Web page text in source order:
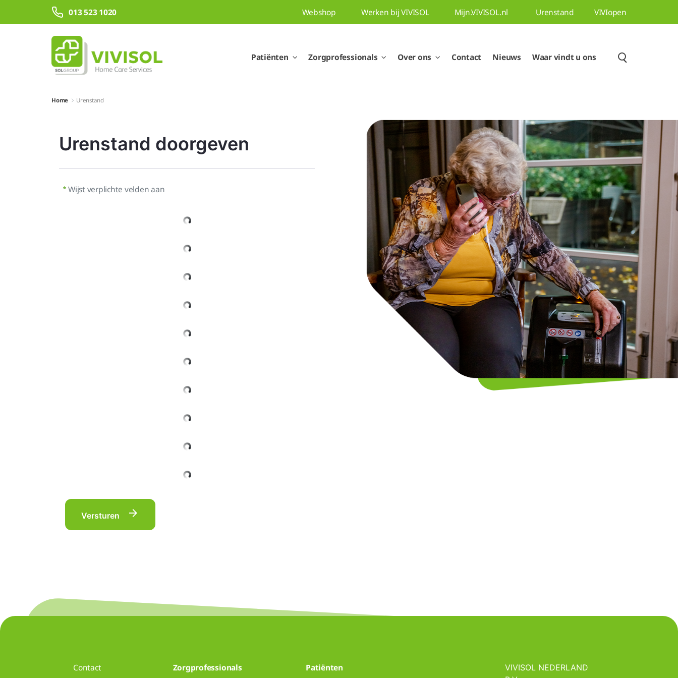
Overslaan en naar hoofdinhoud gaan
013 523 1020 Webshop Werken bij VIVISOL Mijn.VIVISOL.nl Urenstand VIVIopen
Patiënten Zorgprofessionals Over ons Contact Nieuws Waar vindt u ons
Home Urenstand
Urenstand doorgeven
Wijst verplichte velden aan
Versturen
Contact Zorgprofessionals Patiënten
VIVISOL NEDERLAND